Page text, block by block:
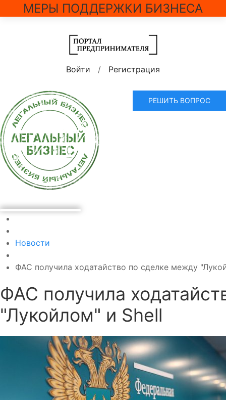
МЕРЫ ПОДДЕРЖКИ БИЗНЕСА
Войти / Регистрация
РЕШИТЬ ВОПРОС
Новости
ФАС получила ходатайство по сделке между
ФАС получила
"Лукойлом" и Shell